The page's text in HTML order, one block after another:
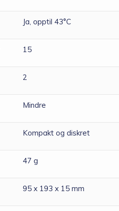
Ja, opptil 43°C
15
2
Mindre
Kompakt og diskret
47 g
95 x 193 x 15 mm